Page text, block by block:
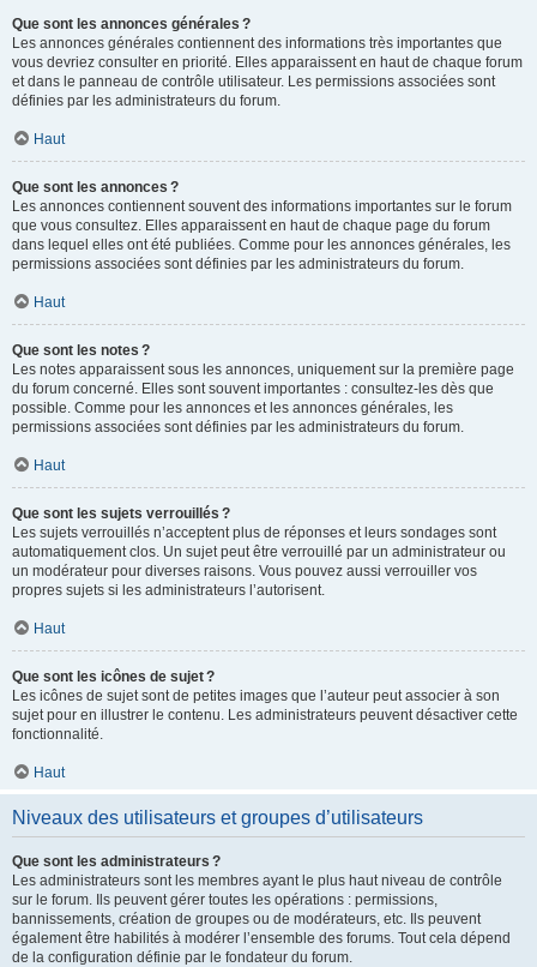
Que sont les annonces générales ?
Les annonces générales contiennent des informations très importantes que
vous devriez consulter en priorité. Elles apparaissent en haut de chaque forum
et dans le panneau de contrôle utilisateur. Les permissions associées sont
définies par les administrateurs du forum.
Haut
Que sont les annonces ?
Les annonces contiennent souvent des informations importantes sur le forum
que vous consultez. Elles apparaissent en haut de chaque page du forum
dans lequel elles ont été publiées. Comme pour les annonces générales, les
permissions associées sont définies par les administrateurs du forum.
Haut
Que sont les notes ?
Les notes apparaissent sous les annonces, uniquement sur la première page
du forum concerné. Elles sont souvent importantes : consultez-les dès que
possible. Comme pour les annonces et les annonces générales, les
permissions associées sont définies par les administrateurs du forum.
Haut
Que sont les sujets verrouillés ?
Les sujets verrouillés n’acceptent plus de réponses et leurs sondages sont
automatiquement clos. Un sujet peut être verrouillé par un administrateur ou
un modérateur pour diverses raisons. Vous pouvez aussi verrouiller vos
propres sujets si les administrateurs l’autorisent.
Haut
Que sont les icônes de sujet ?
Les icônes de sujet sont de petites images que l’auteur peut associer à son
sujet pour en illustrer le contenu. Les administrateurs peuvent désactiver cette
fonctionnalité.
Haut
Niveaux des utilisateurs et groupes d’utilisateurs
Que sont les administrateurs ?
Les administrateurs sont les membres ayant le plus haut niveau de contrôle
sur le forum. Ils peuvent gérer toutes les opérations : permissions,
bannissements, création de groupes ou de modérateurs, etc. Ils peuvent
également être habilités à modérer l’ensemble des forums. Tout cela dépend
de la configuration définie par le fondateur du forum.